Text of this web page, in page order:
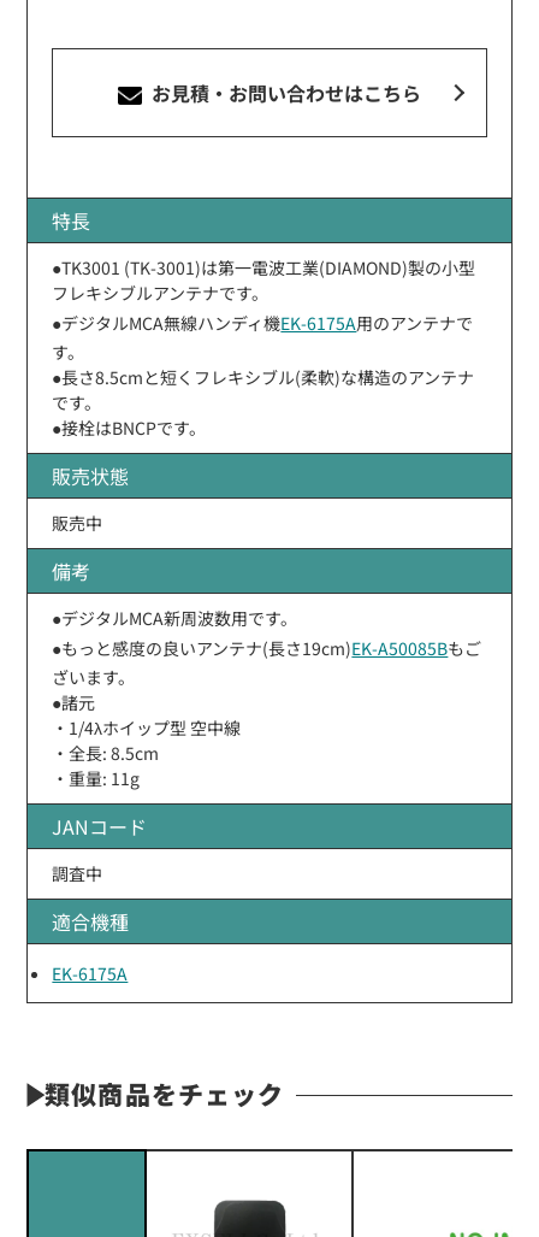
お見積・お問い合わせはこちら
特長
●TK3001 (TK-3001)は第一電波工業(DIAMOND)製の小型
フレキシブルアンテナです。
●デジタルMCA無線ハンディ機EK-6175A用のアンテナで
す。
●長さ8.5cmと短くフレキシブル(柔軟)な構造のアンテナ
です。
●接栓はBNCPです。
販売状態
販売中
備考
●デジタルMCA新周波数用です。
●もっと感度の良いアンテナ(長さ19cm)EK-A50085Bもご
ざいます。
●諸元
・1/4λホイップ型 空中線
・全長: 8.5cm
・重量: 11g
JANコード
調査中
適合機種
EK-6175A
類似商品をチェック